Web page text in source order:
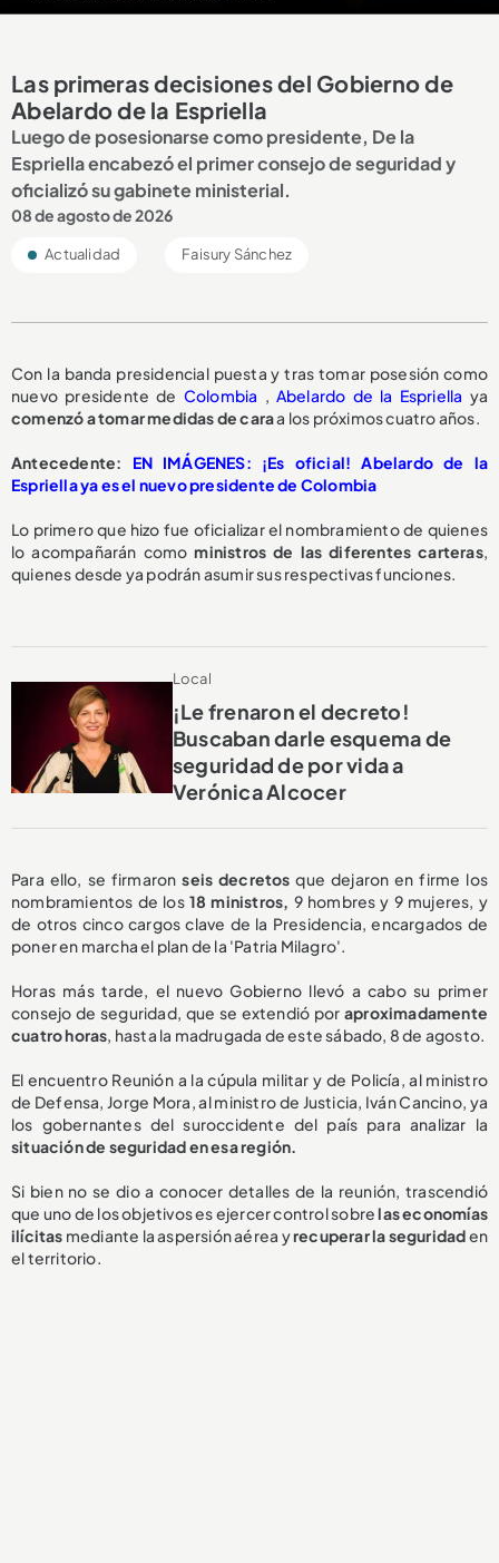
Las primeras decisiones del Gobierno de
Abelardo de la Espriella
Luego de posesionarse como presidente, De la
Espriella encabezó el primer consejo de seguridad y
oficializó su gabinete ministerial.
08 de agosto de 2026
Actualidad Faisury Sánchez
Con la banda presidencial puesta y tras tomar posesión como
nuevo presidente de Colombia Abelardo de la Espriella ya
comenzó a tomar medidas de caraa los próximos cuatro años.
Antecedente: EN IMÁGENES: ¡Es oficial! Abelardo de la
Espriella ya es el nuevo presidente de Colombia
Lo primero que hizo fue oficializar el nombramiento de quienes
lo acompañarán comoministros de las diferentes carteras,
quienes desde ya podrán asumir sus respectivas funciones.
Local
¡Le frenaron el decreto!
Buscaban darle esquema de
seguridad de por vida a
Verónica Alcocer
Para ello, se firmaronseis decretosque dejaron en firme los
nombramientos de los 18 ministros, 9 hombres y 9 mujeres, y
de otros cinco cargos clave de la Presidencia, encargados de
poner en marcha el plan de la 'Patria Milagro'.
Horas más tarde, el nuevo Gobierno llevó a cabo su primer
consejo de seguridad, que se extendió por aproximadamente
cuatro horas , hasta la madrugada de este sábado, 8 de agosto.
El encuentro Reunión a la cúpula militar y de Policía, al ministro
de Defensa, Jorge Mora, al ministro de Justicia, Iván Cancino, ya
los gobernantes del suroccidente del país para analizar la
situación de seguridad en esa región.
Si bien no se dio a conocer detalles de la reunión, trascendió
que uno de los objetivos es ejercer control sobrelas economías
ilícitas mediante la aspersión aérea yrecuperar la seguridaden
el territorio.